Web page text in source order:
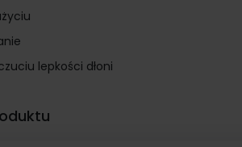
lepkości dłoni